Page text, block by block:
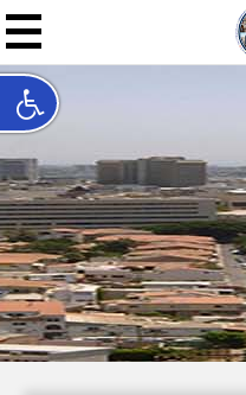
בעריכת אילן
תל אביב ותולדות ארץ ישראל -
עכשיו:052-7747748
פנייה:ilan@mytelaviv.co.il
English עברית צור קשר